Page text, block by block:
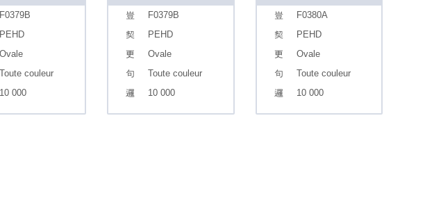
F0379B
PEHD
Ovale
Toute couleur
10 000
F0379B
PEHD
Ovale
Toute couleur
10 000
F0380A
PEHD
Ovale
Toute couleur
10 000